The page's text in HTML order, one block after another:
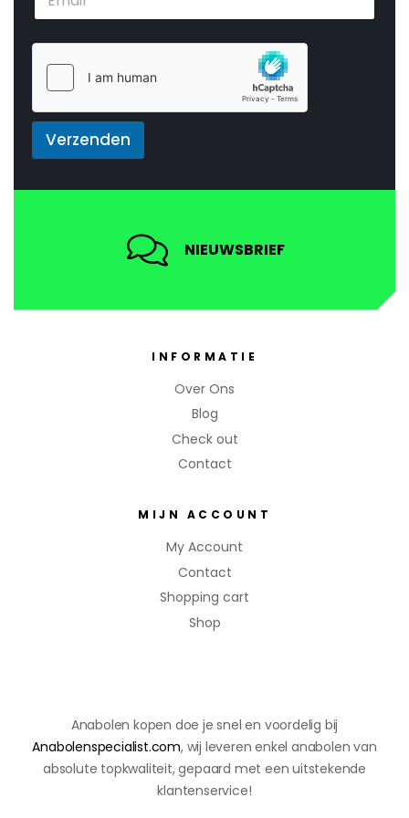
Anabolen kopen doe je snel en voordelig bij
Anabolenspecialist.com, wij leveren enkel anabolen van
absolute topkwaliteit, gepaard met een uitstekende
klantenservice!
*a
i
Verzenden
NIEUWSBRIEF
INFORMATIE
Over Ons
Blog
Check out
Contact
MIJN ACCOUNT
My Account
Contact
Shopping cart
Shop